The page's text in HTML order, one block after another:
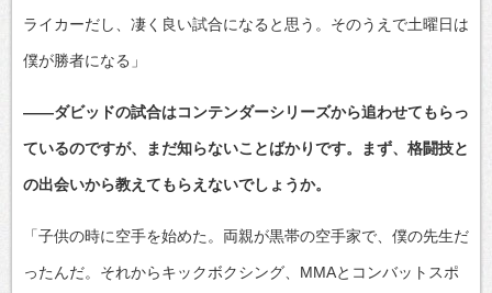
ライカーだし、凄く良い試合になると思う。そのうえで土曜日は
僕が勝者になる」
――ダビッドの試合はコンテンダーシリーズから追わせてもらっ
ているのですが、まだ知らないことばかりです。まず、格闘技と
の出会いから教えてもらえないでしょうか。
「子供の時に空手を始めた。両親が黒帯の空手家で、僕の先生だ
ったんだ。それからキックボクシング、MMAとコンバットスポ